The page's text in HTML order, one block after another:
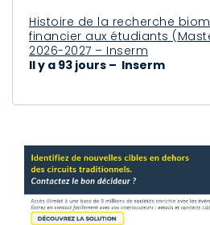
Histoire de la recherche
financier aux étudiants
2026-2027 – Inserm
Il y a 93 jours – Inserm